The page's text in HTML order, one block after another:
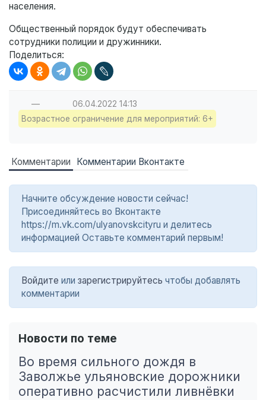
населения.
Общественный порядок будут обеспечивать
сотрудники полиции и дружинники.
Поделиться:
— 06.04.2022 14:13
Возрастное ограничение для мероприятий: 6+
Комментарии Комментарии Вконтакте
Начните обсуждение новости сейчас!
Присоединяйтесь во Вконтакте
https://m.vk.com/ulyanovskcityru и делитесь
информацией Оставьте комментарий первым!
Войдите или зарегистрируйтесь чтобы добавлять
комментарии
Новости по теме
Во время сильного дождя в
Заволжье ульяновские дорожники
оперативно расчистили ливнёвки